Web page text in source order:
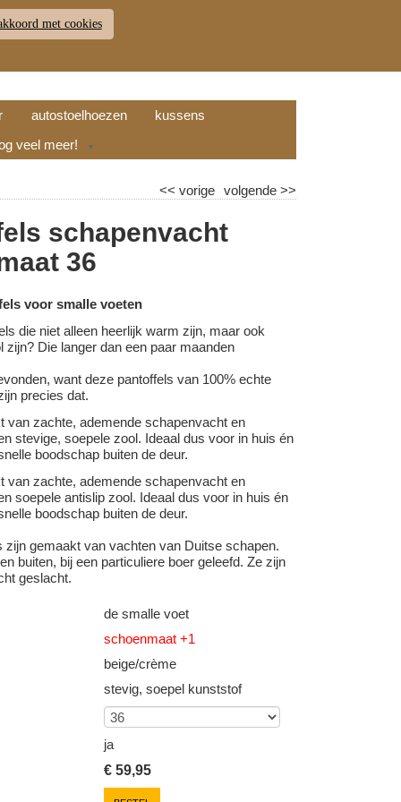
RETOUR WINKELWAGEN (
autostoelhoezen
kussens
veel meer! ▼
volgende>>
<< vorige
schapenvacht
36
voor smalle voeten
die niet alleen heerlijk warm zijn, maar ook
zijn? Die langer dan een paar maanden
want deze pantoffels van 100% echte
precies dat.
van zachte, ademende schapenvacht en
stevige, soepele zool. Ideaal dus voor in huis én
boodschap buiten de deur.
van zachte, ademende schapenvacht en
soepele antislip zool. Ideaal dus voor in huis én
boodschap buiten de deur.
zijn gemaakt van vachten van Duitse schapen.
buiten, bij een particuliere boer geleefd. Ze zijn
geslacht.
de smalle voet
schoenmaat +1
beige/crème
stevig, soepel kunststof
ja
€59,95
met cookies